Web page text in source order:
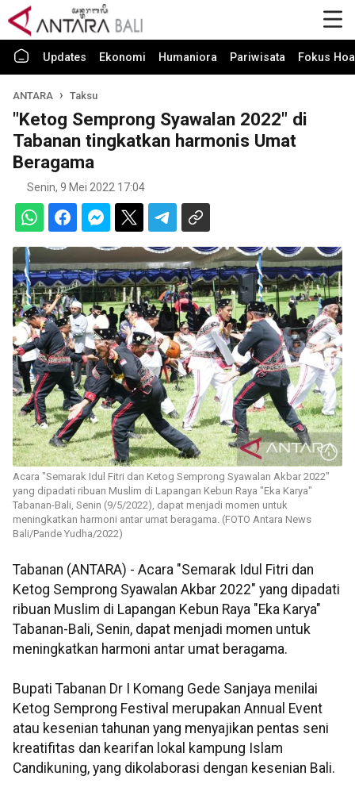
Updates Ekonomi Humaniora Pariwisata Fokus
ANTARA Taksu
"Ketog Semprong Syawalan 2022" di
Tabanan tingkatkan harmonis Umat
Beragama
Senin, 9 Mei 2022 17:04
Acara "Semarak Idul Fitri dan Ketog Semprong Syawalan Akbar 2022"
yang dipadati ribuan Muslim di Lapangan Kebun Raya "Eka Karya"
Tabanan-Bali, Senin (9/5/2022), dapat menjadi momen untuk
meningkatkan harmoni antar umat beragama. (FOTO Antara News
Bali/Pande Yudha/2022)
Tabanan (ANTARA) - Acara "Semarak Idul Fitri dan
Ketog Semprong Syawalan Akbar 2022" yang dipadati
ribuan Muslim di Lapangan Kebun Raya "Eka Karya"
Tabanan-Bali, Senin, dapat menjadi momen untuk
meningkatkan harmoni antar umat beragama.
Bupati Tabanan Dr I Komang Gede Sanjaya menilai
Ketog Semprong Festival merupakan Annual Event
atau kesenian tahunan yang menyajikan pentas seni
kreatifitas dan kearifan lokal kampung Islam
Candikuning, yang dikolaborasi dengan kesenian Bali.